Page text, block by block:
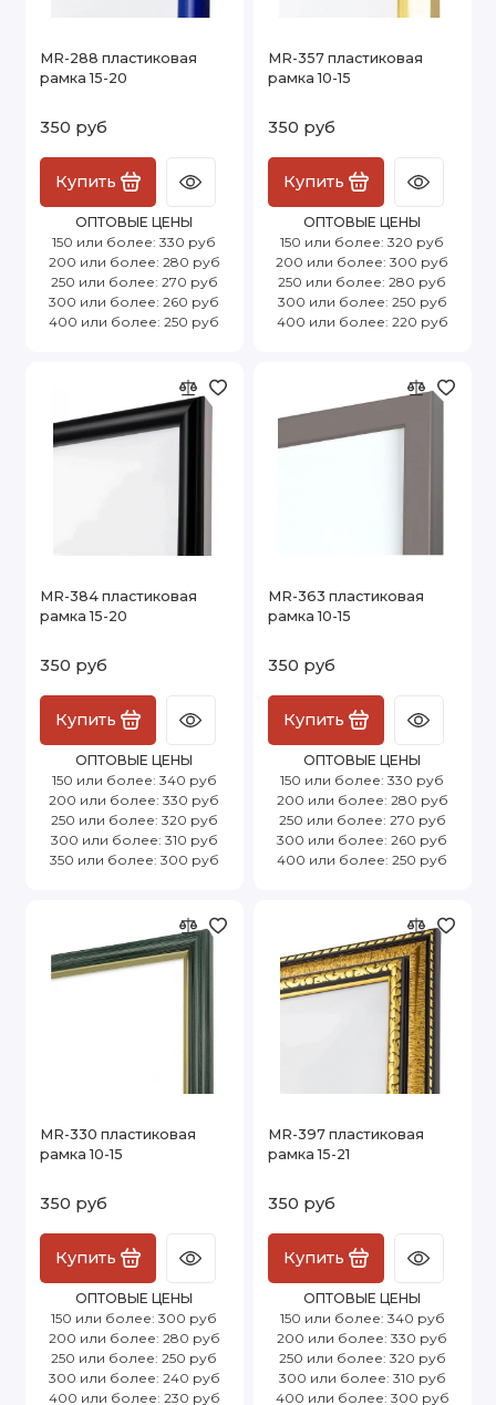
MR-288 пластиковая
рамка 15-20
350 руб
Купить
ОПТОВЫЕ ЦЕНЫ
150 или более: 330 руб
200 или более: 280 руб
250 или более: 270 руб
300 или более: 260 руб
400 или более: 250 руб
MR-357 пластиковая
рамка 10-15
350 руб
Купить
ОПТОВЫЕ ЦЕНЫ
150 или более: 320 руб
200 или более: 300 руб
250 или более: 280 руб
300 или более: 250 руб
400 или более: 220 руб
MR-384 пластиковая
рамка 15-20
350 руб
Купить
ОПТОВЫЕ ЦЕНЫ
150 или более: 340 руб
200 или более: 330 руб
250 или более: 320 руб
300 или более: 310 руб
350 или более: 300 руб
MR-363 пластиковая
рамка 10-15
350 руб
Купить
ОПТОВЫЕ ЦЕНЫ
150 или более: 330 руб
200 или более: 280 руб
250 или более: 270 руб
300 или более: 260 руб
400 или более: 250 руб
MR-330 пластиковая
рамка 10-15
350 руб
Купить
ОПТОВЫЕ ЦЕНЫ
150 или более: 300 руб
200 или более: 280 руб
250 или более: 250 руб
300 или более: 240 руб
400 или более: 230 руб
MR-397 пластиковая
рамка 15-21
350 руб
Купить
ОПТОВЫЕ ЦЕНЫ
150 или более: 340 руб
200 или более: 330 руб
250 или более: 320 руб
300 или более: 310 руб
400 или более: 300 руб